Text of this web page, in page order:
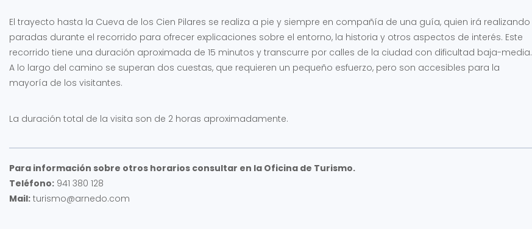
El trayecto hasta la Cueva de los Cien Pilares se realiza a pie y siempre en compañía de una guía, quien irá realizando
paradas durante el recorrido para ofrecer explicaciones sobre el entorno, la historia y otros aspectos de interés. Este
recorrido tiene una duración aproximada de 15 minutos y transcurre por calles de la ciudad con dificultad baja-media.
A lo largo del camino se superan dos cuestas, que requieren un pequeño esfuerzo, pero son accesibles para la
mayoría de los visitantes.
La duración total de la visita son de 2 horas aproximadamente.
Para información sobre otros horarios consultar en la Oficina de Turismo.
Teléfono: 941 380 128
Mail: turismo@arnedo.com